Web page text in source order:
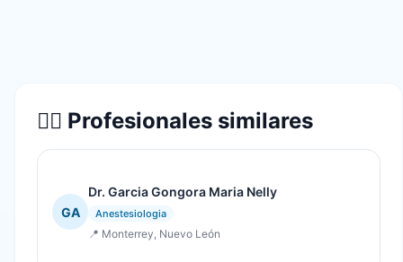
👨‍⚕️ Profesionales similares
GA
Dr. Garcia Gongora Maria Nelly
Anestesiologia
📍 Monterrey, Nuevo León